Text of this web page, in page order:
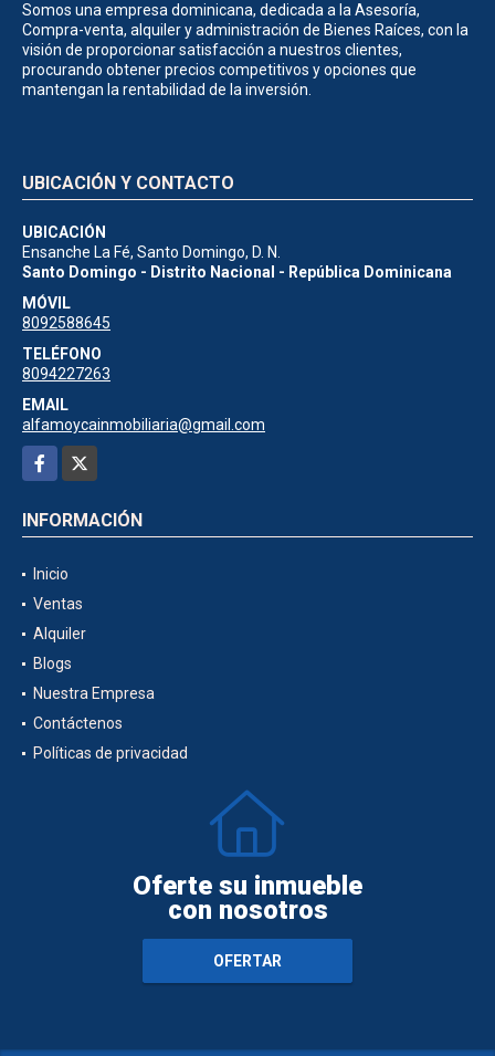
Somos una empresa dominicana, dedicada a la Asesoría,
Compra-venta, alquiler y administración de Bienes Raíces, con la
visión de proporcionar satisfacción a nuestros clientes,
procurando obtener precios competitivos y opciones que
mantengan la rentabilidad de la inversión.
UBICACIÓN Y CONTACTO
UBICACIÓN
Ensanche La Fé, Santo Domingo, D. N.
Santo Domingo - Distrito Nacional - República Dominicana
MÓVIL
8092588645
TELÉFONO
8094227263
EMAIL
alfamoycainmobiliaria@gmail.com
Facebook
INFORMACIÓN
Inicio
Ventas
Alquiler
Blogs
Nuestra Empresa
Contáctenos
Políticas de privacidad
Oferte su inmueble
con nosotros
OFERTAR